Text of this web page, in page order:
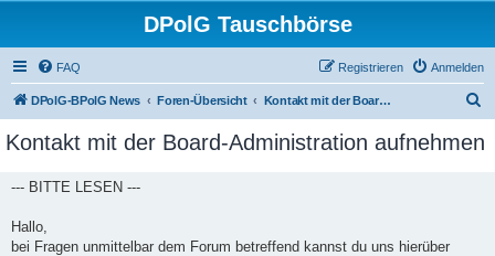
DPolG Tauschbörse
FAQ Anmelden
Registrieren
DPolG-BPolG News Foren-Übersicht Kontakt mit der Board-Administration aufnehmen
c
Kontakt mit der Board-Administration aufnehmen
--- BITTE LESEN ---
Hallo,
bei Fragen unmittelbar dem Forum betreffend kannst du uns hierüber